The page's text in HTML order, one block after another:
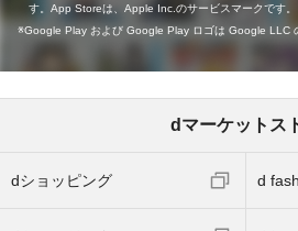
す。App Storeは、Apple Inc.のサービスマークです。
Google Play および Google Play ロゴは Google LLC
dマーケットス
dショッピング d